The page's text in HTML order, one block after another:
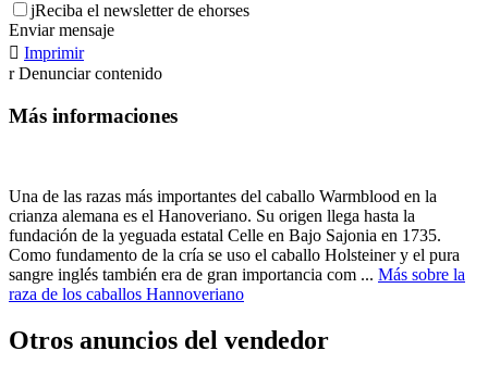
jReciba el newsletter de ehorses
Enviar mensaje
 Imprimir
r Denunciar contenido
Más informaciones
Una de las razas más importantes del caballo Warmblood en la
crianza alemana es el Hanoveriano. Su origen llega hasta la
fundación de la yeguada estatal Celle en Bajo Sajonia en 1735.
Como fundamento de la cría se uso el caballo Holsteiner y el pura
sangre inglés también era de gran importancia com ... Más sobre la
raza de los caballos Hannoveriano
Otros anuncios del vendedor